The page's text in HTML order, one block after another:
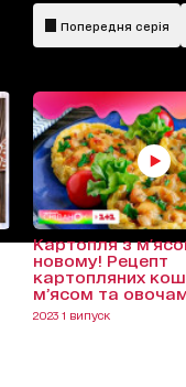
Попередня серія
Картопля з
новому! Рецепт
картопляних
м’ясом та
2023 1 випуск